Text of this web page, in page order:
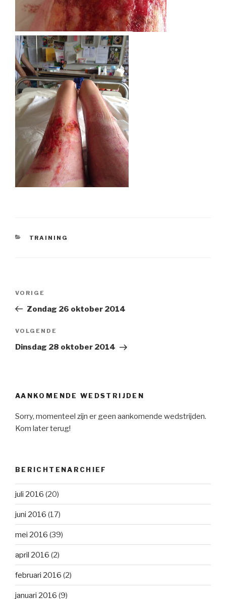
CATEGORIEËN
TRAINING
Vorig
bericht
VORIGE
Zondag 26 oktober 2014
Volgend
Bericht
VOLGENDE
Dinsdag 28 oktober 2014
AANKOMENDE WEDSTRIJDEN
Sorry, momenteel zijn er geen aankomende wedstrijden.
Kom later terug!
BERICHTENARCHIEF
juli 2016 (20)
juni 2016 (17)
mei 2016 (39)
april 2016 (2)
februari 2016 (2)
januari 2016 (9)